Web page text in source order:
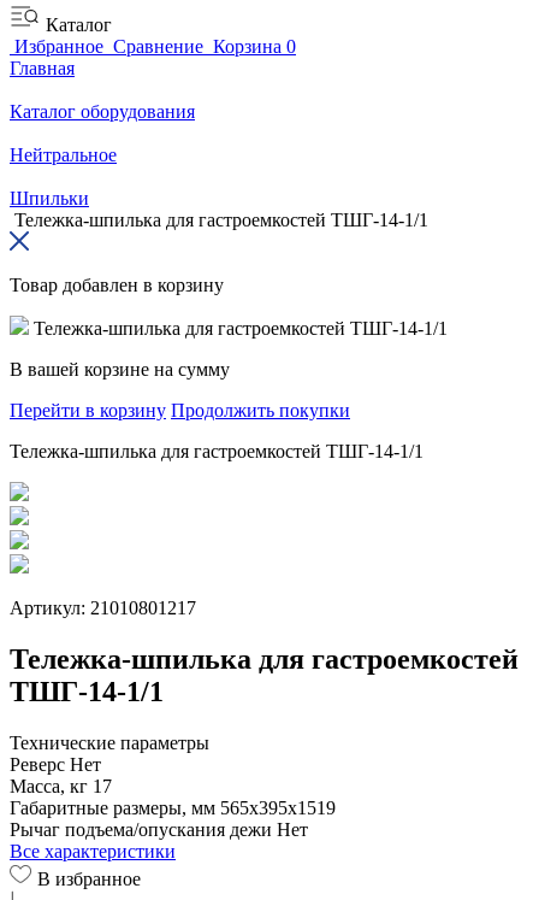
Каталог
Избранное Сравнение Корзина 0
Главная
Каталог оборудования
Нейтральное
Шпильки
Тележка-шпилька для гастроемкостей ТШГ-14-1/1
Товар добавлен в корзину
Тележка-шпилька для гастроемкостей ТШГ-14-1/1
В вашей корзине на сумму
Перейти в корзину Продолжить покупки
Тележка-шпилька для гастроемкостей ТШГ-14-1/1
Артикул: 21010801217
Тележка-шпилька для гастроемкостей
ТШГ-14-1/1
Технические параметры
Реверс Нет
Масса, кг 17
Габаритные размеры, мм 565х395х1519
Рычаг подъема/опускания дежи Нет
Все характеристики
В избранное